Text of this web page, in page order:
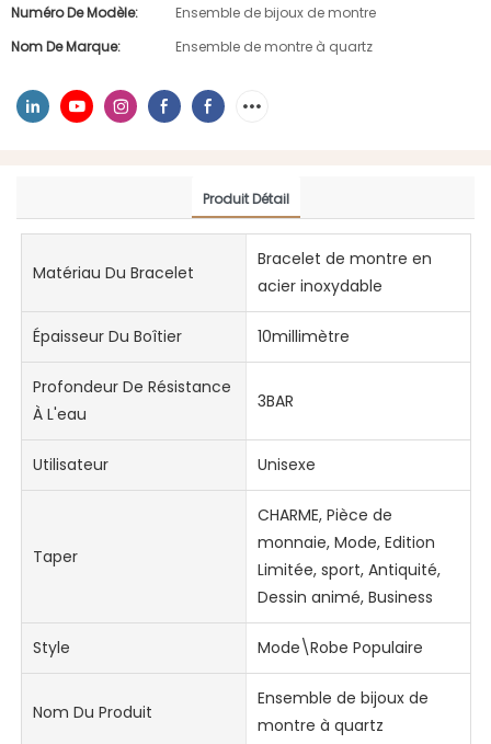
Numéro De Modèle:
Ensemble de bijoux de montre
Nom De Marque:
Ensemble de montre à quartz
Produit Détail
Matériau Du Bracelet
Bracelet de montre en
acier inoxydable
Épaisseur Du Boîtier 10millimètre
Profondeur De Résistance
À L'eau
3BAR
Utilisateur Unisexe
Taper
CHARME, Pièce de
monnaie, Mode, Edition
Limitée, sport, Antiquité,
Dessin animé, Business
Style Mode\Robe Populaire
Nom Du Produit
Ensemble de bijoux de
montre à quartz